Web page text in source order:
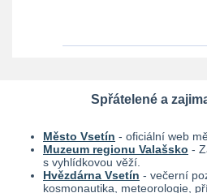
Spřátelené a
Město Vsetín - oficiální web
Muzeum regionu Valašsko -
s vyhlídkovou věží.
Hvězdárna Vsetín - večerní
kosmonautika, meteorologie,